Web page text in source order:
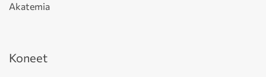
Akatemia
Koneet